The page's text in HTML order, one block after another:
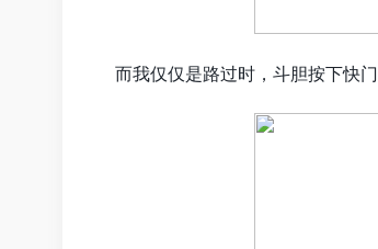
而我仅仅是路过时，斗胆按下快门